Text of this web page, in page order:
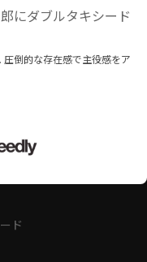
にダブルタキシード
倒的な存在感で主役感をア